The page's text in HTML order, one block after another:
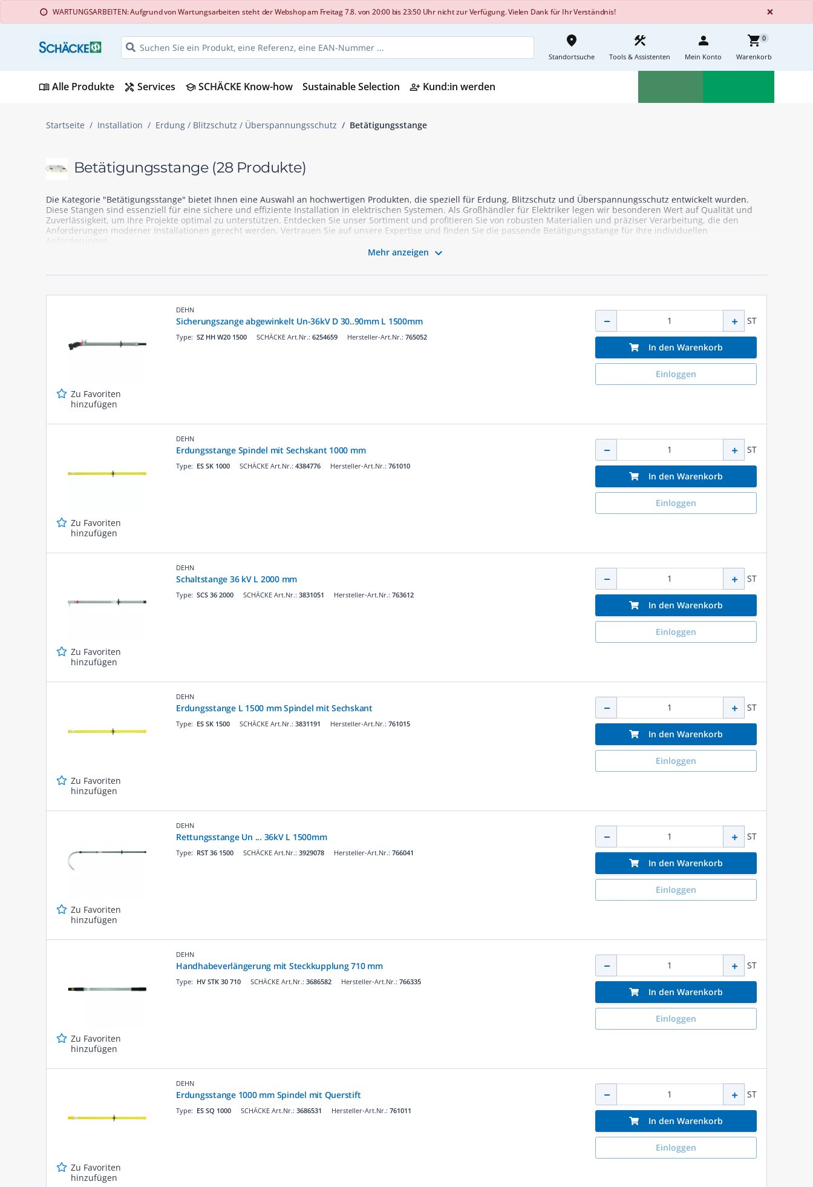
info WARTUNGSARBEITEN: Aufgrund von Wartungsarbeiten steht der Webshop am Freitag 7.8. von 20:00 bis 23:50 Uhr nicht zur Verfügung. Vielen Dank für Ihr Verständnis! ×
place
Standortsuche
construction
Tools & Assistenten
person
Mein Konto
shopping_cart0
Warenkorb
menu_bookAlle Produkte handyman Services schoolSCHÄCKE Know-how Sustainable Selection person_add_alt Kund:in werden
Startseite Installation Erdung / Blitzschutz / Überspannungsschutz Betätigungsstange
Betätigungsstange (28 Produkte)
Die Kategorie "Betätigungsstange" bietet Ihnen eine Auswahl an hochwertigen Produkten, die speziell für Erdung, Blitzschutz und Überspannungsschutz entwickelt wurden.
Diese Stangen sind essenziell für eine sichere und effiziente Installation in elektrischen Systemen. Als Großhändler für Elektriker legen wir besonderen Wert auf Qualität und
Zuverlässigkeit, um Ihre Projekte optimal zu unterstützen. Entdecken Sie unser Sortiment und profitieren Sie von robusten Materialien und präziser Verarbeitung, die den
Anforderungen moderner Installationen gerecht werden. Vertrauen Sie auf unsere Expertise und finden Sie die passende Betätigungsstange für Ihre individuellen
Anforderungen.
Mehr anzeigen 
Zu Favoriten
hinzufügen
DEHN
Sicherungszange abgewinkelt Un-36kV D 30..90mm L 1500mm
SCHÄCKE Art.Nr.: 6254659
Type: SZ HH W20 1500 Hersteller-Art.Nr.: 765052
ST
In den Warenkorb
Einloggen
Zu Favoriten
hinzufügen
DEHN
Erdungsstange Spindel mit Sechskant 1000 mm
SCHÄCKE Art.Nr.: 4384776
Type: ES SK 1000 Hersteller-Art.Nr.: 761010
ST
In den Warenkorb
Einloggen
Zu Favoriten
hinzufügen
DEHN
Schaltstange 36 kV L 2000 mm
SCHÄCKE Art.Nr.: 3831051
Type: SCS 36 2000 Hersteller-Art.Nr.: 763612
ST
In den Warenkorb
Einloggen
Zu Favoriten
hinzufügen
DEHN
Erdungsstange L 1500 mm Spindel mit Sechskant
SCHÄCKE Art.Nr.: 3831191
Type: ES SK 1500 Hersteller-Art.Nr.: 761015
ST
In den Warenkorb
Einloggen
Zu Favoriten
hinzufügen
DEHN
Rettungsstange Un ... 36kV L 1500mm
SCHÄCKE Art.Nr.: 3929078
Type: RST 36 1500 Hersteller-Art.Nr.: 766041
ST
In den Warenkorb
Einloggen
Zu Favoriten
hinzufügen
DEHN
Handhabeverlängerung mit Steckkupplung 710 mm
SCHÄCKE Art.Nr.: 3686582
Type: HV STK 30 710 Hersteller-Art.Nr.: 766335
ST
In den Warenkorb
Einloggen
Zu Favoriten
hinzufügen
DEHN
Erdungsstange 1000 mm Spindel mit Querstift
SCHÄCKE Art.Nr.: 3686531
Type: ES SQ 1000 Hersteller-Art.Nr.: 761011
ST
In den Warenkorb
Einloggen